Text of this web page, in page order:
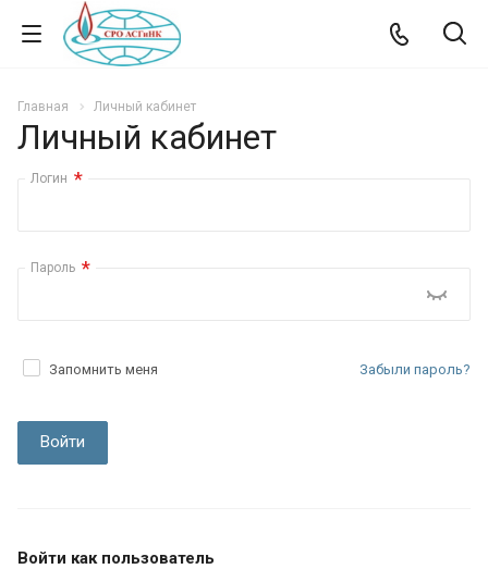
Главная Личный кабинет
Личный кабинет
Логин *
Пароль *
Забыли пароль?
Запомнить меня
Войти
Войти как пользователь